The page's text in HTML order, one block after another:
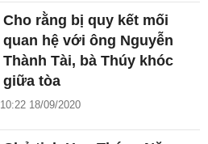
Cho rằng bị quy kết mối
quan hệ với ông Nguyễn
Thành Tài, bà Thúy khóc
giữa tòa
10:22 18/09/2020